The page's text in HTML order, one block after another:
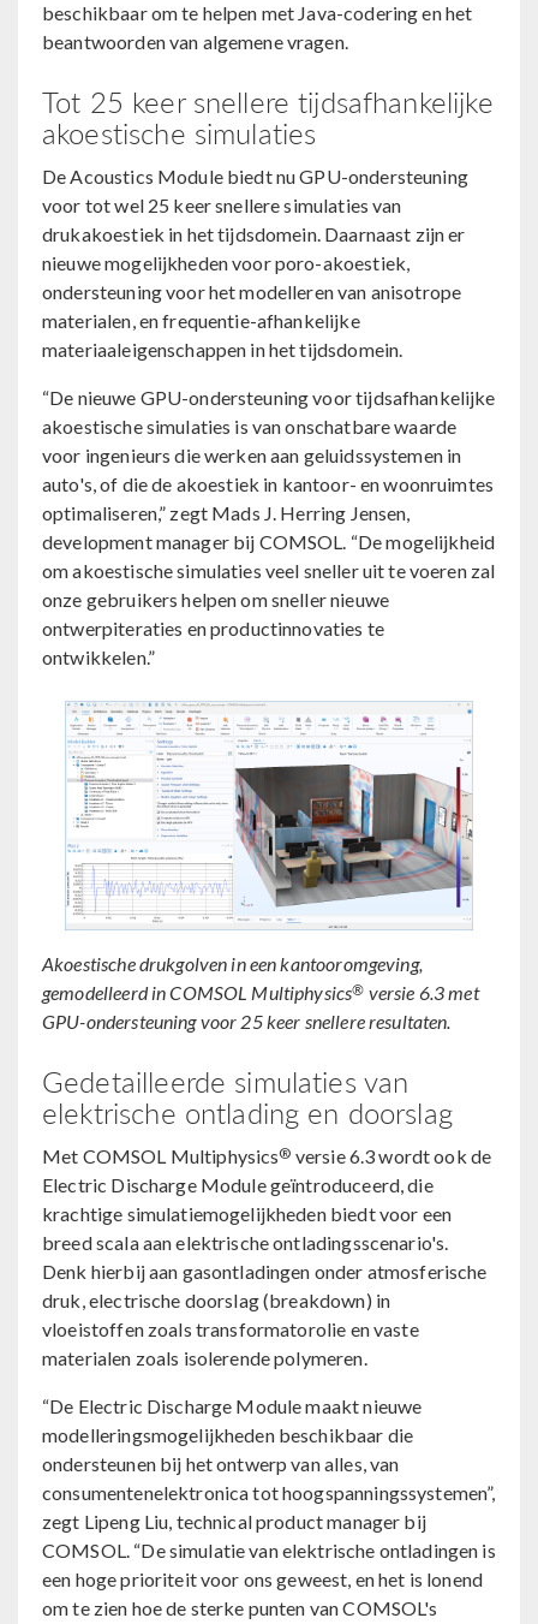
beschikbaar om te helpen met Java-codering en het
beantwoorden van algemene vragen.
Tot 25 keer snellere tijdsafhankelijke
akoestische simulaties
De Acoustics Module biedt nu GPU-ondersteuning
voor tot wel 25 keer snellere simulaties van
drukakoestiek in het tijdsdomein. Daarnaast zijn er
nieuwe mogelijkheden voor poro-akoestiek,
ondersteuning voor het modelleren van anisotrope
materialen, en frequentie-afhankelijke
materiaaleigenschappen in het tijdsdomein.
“De nieuwe GPU-ondersteuning voor tijdsafhankelijke
akoestische simulaties is van onschatbare waarde
voor ingenieurs die werken aan geluidssystemen in
auto's, of die de akoestiek in kantoor- en woonruimtes
optimaliseren,” zegt Mads J. Herring Jensen,
development manager bij COMSOL. “De mogelijkheid
om akoestische simulaties veel sneller uit te voeren zal
onze gebruikers helpen om sneller nieuwe
ontwerpiteraties en productinnovaties te
ontwikkelen.”
Akoestische drukgolven in een kantooromgeving,
gemodelleerd in COMSOL Multiphysics® versie 6.3 met
GPU-ondersteuning voor 25 keer snellere resultaten.
Gedetailleerde simulaties van
elektrische ontlading en doorslag
Met COMSOL Multiphysics® versie 6.3 wordt ook de
Electric Discharge Module geïntroduceerd, die
krachtige simulatiemogelijkheden biedt voor een
breed scala aan elektrische ontladingsscenario's.
Denk hierbij aan gasontladingen onder atmosferische
druk, electrische doorslag (breakdown) in
vloeistoffen zoals transformatorolie en vaste
materialen zoals isolerende polymeren.
“De Electric Discharge Module maakt nieuwe
modelleringsmogelijkheden beschikbaar die
ondersteunen bij het ontwerp van alles, van
consumentenelektronica tot hoogspanningssystemen”,
zegt Lipeng Liu, technical product manager bij
COMSOL. “De simulatie van elektrische ontladingen is
een hoge prioriteit voor ons geweest, en het is lonend
om te zien hoe de sterke punten van COMSOL's